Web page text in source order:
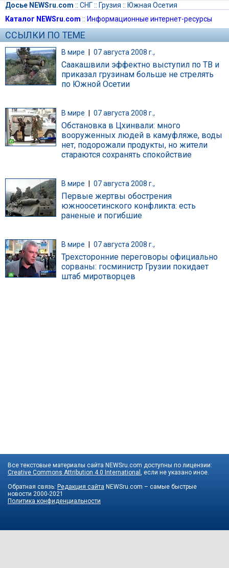
Досье NEWSru.com :: СНГ:: Грузия :: Южная Осетия
Каталог NEWSru.com :: Информационные интернет-ресурсы
ССЫЛКИ ПО ТЕМЕ
В мире | 07 августа 2008 г.,
Саакашвили эффектно выступил по ТВ и
приказал грузинам больше не стрелять
по Южной Осетии
В мире 07 августа 2008 г.,
Обстановка в Цхинвали: много
вооруженных людей в камуфляже, воды
нет, подорожали продукты, но жители
стараются сохранять спокойствие
В мире 07 августа 2008 г.,
Первые жертвы обострения
южноосетинского конфликта: есть
раненые и погибшие
В мире 07 августа 2008 г.,
Трехсторонние переговоры официально
сорваны: госминистр Грузии покидает
штаб миротворцев
Все текстовые материалы сайта NEWSru.com доступны по лицензии:
Creative Commons Attribution 4.0 International
, если не указано иное.
Обратная связь: Редакция сайта NEWSru.com – самые быстрые
новости 2000-2021
Политика конфиденциальности